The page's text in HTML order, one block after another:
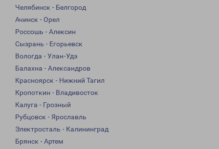
Челябинск - Белгород
Ачинск - Орел
Россошь - Алексин
Сызрань - Егорьевск
Вологда - Улан-Удэ
Балахна - Александров
Красноярск - Нижний Тагил
Кропоткин - Владивосток
Калуга - Грозный
Рубцовск - Ярославль
Электросталь - Калининград
Брянск - Артем